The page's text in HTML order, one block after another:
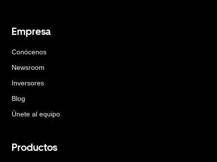
Empresa
Conócenos
Newsroom
Inversores
Blog
Únete al equipo
Productos